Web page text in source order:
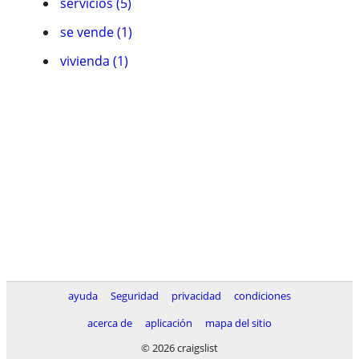
se vende (1)
vivienda (1)
ayuda Seguridad privacidad
condiciones
acerca de
aplicación
mapa del sitio
© 2026 craigslist